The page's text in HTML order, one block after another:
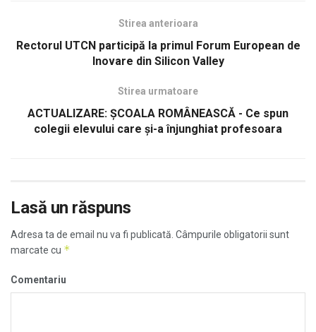
Stirea anterioara
Rectorul UTCN participă la primul Forum European de
Inovare din Silicon Valley
Stirea urmatoare
ACTUALIZARE: ȘCOALA ROMÂNEASCĂ - Ce spun
colegii elevului care și-a înjunghiat profesoara
Lasă un răspuns
Adresa ta de email nu va fi publicată. Câmpurile obligatorii sunt
marcate cu *
Comentariu